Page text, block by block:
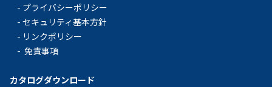
プライバシーポリシー
セキュリティ基本方針
リンクポリシー
免責事項
カタログダウンロード